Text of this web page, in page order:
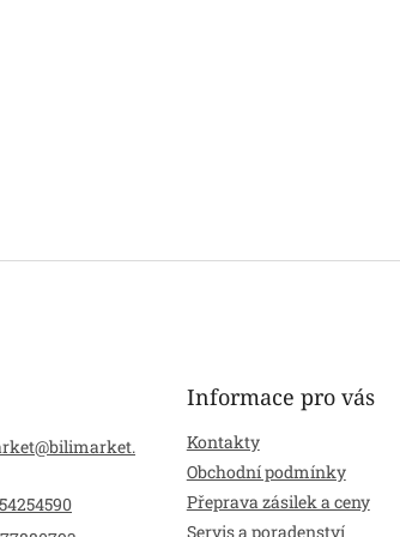
@bilimarket.
Informace pro vás
Kontakty
Obchodní podmínky
Přeprava zásilek a ceny
Servis a poradenství